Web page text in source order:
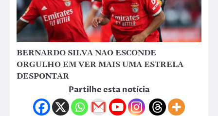
BERNARDO SILVA NAO ESCONDE
ORGULHO EM VER MAIS UMA ESTRELA
DESPONTAR
Partilhe esta notícia